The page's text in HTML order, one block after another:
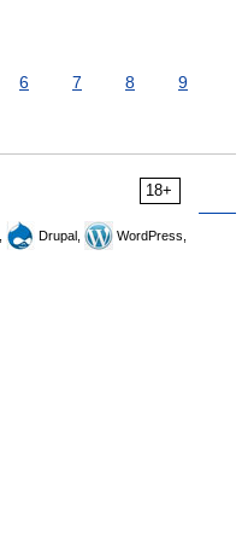
6 7 8
9
18+
Drupal,
WordPress,